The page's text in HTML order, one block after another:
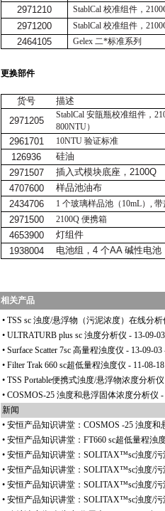
2971210
StablCal校准组件，
2971200 StablCal校准组件，
2464105 Gelex二*标准系列
更换部件
货号
描述
2971205
StablCal安瓿瓶校准组件，
800NTU）
2961701 10NTU验证标准
126936
硅油
2971507
插入式模块底座， 2100Q
4707600
样品池油布
2434706
1个玻璃样品池（ 10mL）,带
2971500 2100Q便携箱
4653900
灯组件
1938004
电池组，4个AA碱性电池
相关产品
• TSS sc 浊度/悬浮物（污泥浓度）在线分析
• ULTRATURB plus sc 浊度分析仪 - 13-09-
• Surface Scatter 7sc 高量程浊度仪 - 13-09-03
• Filter Trak 660 sc超低量程浊度仪 - 11-08-
• TSS Portable便携式浊度/悬浮物浓度分析仪
• COSMOS-25 浊度和悬浮固体浓度分析仪 -
新闻
• 安恒产品知识讲堂：COSMOS -25 浊度
• 安恒产品知识讲堂：FT660 sc超低量程浊
• 安恒产品知识讲堂：SOLITAX™sc浊度/
• 安恒产品知识讲堂：SOLITAX™sc浊度/
• 安恒产品知识讲堂：SOLITAX™sc浊度/
• 安恒产品知识讲堂：SOLITAX™sc浊度/